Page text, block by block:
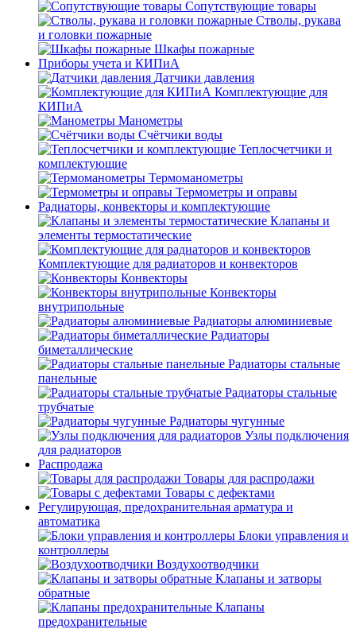
Сопутствующие товары
Стволы, рукава
и головки пожарные
Шкафы пожарные
Приборы учета и КИПиА
Датчики давления
Комплектующие для
КИПиА
Манометры
Счётчики воды
Теплосчетчики и
комплектующие
Термоманометры
Термометры и оправы
Радиаторы, конвекторы и комплектующие
Клапаны и
элементы термостатические
Комплектующие для радиаторов и конвекторов
Конвекторы
Конвекторы
внутрипольные
Радиаторы алюминиевые
Радиаторы
биметаллические
Радиаторы стальные
панельные
Радиаторы стальные
трубчатые
Радиаторы чугунные
Узлы подключения
для радиаторов
Распродажа
Товары для распродажи
Товары с дефектами
Регулирующая, предохранительная арматура и
автоматика
Блоки управления и
контроллеры
Воздухоотводчики
Клапаны и затворы
обратные
Клапаны
предохранительные